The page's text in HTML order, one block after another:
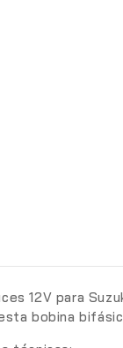
12V para
bobina